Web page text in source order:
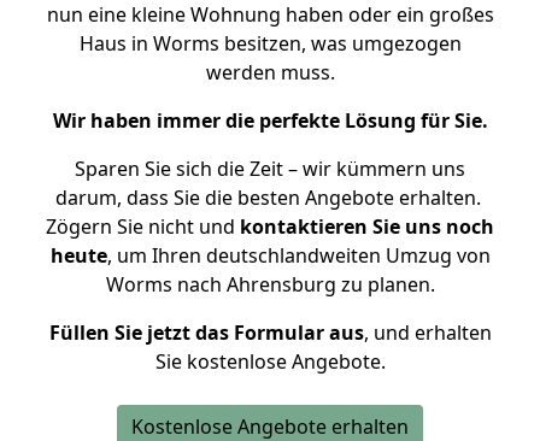
nun eine kleine Wohnung haben oder ein großes
Haus in Worms besitzen, was umgezogen
werden muss.
Wir haben immer die perfekte Lösung für Sie.
Sparen Sie sich die Zeit – wir kümmern uns
darum, dass Sie die besten Angebote erhalten.
Zögern Sie nicht und kontaktieren Sie uns noch
heute, um Ihren deutschlandweiten Umzug von
Worms nach Ahrensburg zu planen.
Füllen Sie jetzt das Formular aus, und erhalten
Sie kostenlose Angebote.
Kostenlose Angebote erhalten